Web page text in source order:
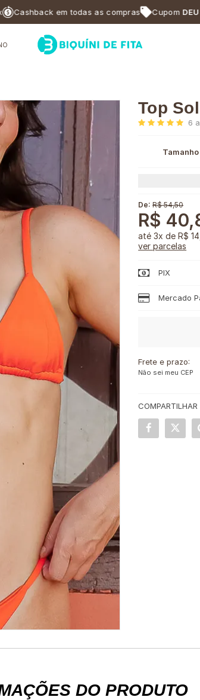
em todas as compras CupomDEUSABF10
Top
6
Tamanho
De:R$ 54,50
R$
3x deR$
ver parcelas
PIX
Mercado
Frete e prazo:
Não sei meu CEP
COMPARTILHAR
DO PRODUTO